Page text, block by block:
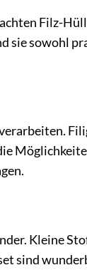
Filz-
sie sowohl
Kleine
sind